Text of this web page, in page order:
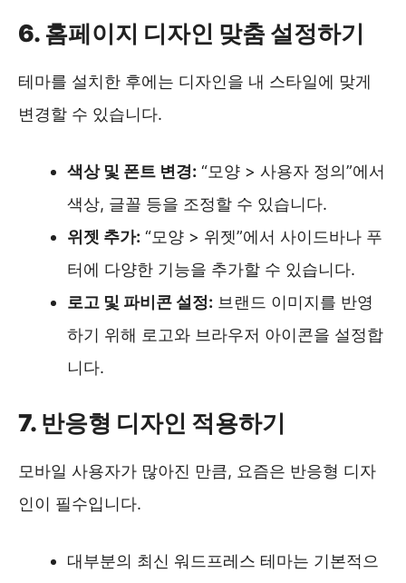
6. 홈페이지 디자인 맞춤 설정하기
테마를 설치한 후에는 디자인을 내 스타일에 맞게
변경할 수 있습니다.
색상 및 폰트 변경: “모양 > 사용자 정의”에서
색상, 글꼴 등을 조정할 수 있습니다.
위젯 추가: “모양 > 위젯”에서 사이드바나 푸
터에 다양한 기능을 추가할 수 있습니다.
로고 및 파비콘 설정: 브랜드 이미지를 반영
하기 위해 로고와 브라우저 아이콘을 설정합
니다.
7. 반응형 디자인 적용하기
모바일 사용자가 많아진 만큼, 요즘은 반응형 디자
인이 필수입니다.
대부분의 최신 워드프레스 테마는 기본적으